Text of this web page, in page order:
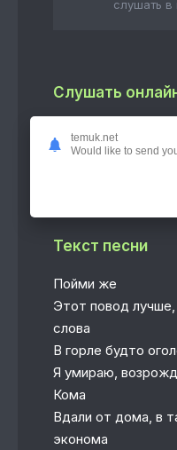
слушать в
Слушать
глаза
синдром
Текст песни
Пойми же
Этот повод
слова
В горле будто
Я умираю,
Кома
Вдали от дома, в
эконома
temuk.net
Would like to send